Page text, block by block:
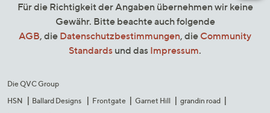
Für die Richtigkeit der Angaben übernehmen wir keine
Gewähr. Bitte beachte auch folgende
AGB, die Datenschutzbestimmungen, die Community
Standards und das Impressum.
Die QVC Group
HSN
Ballard Designs Frontgate Garnet Hill
grandin road